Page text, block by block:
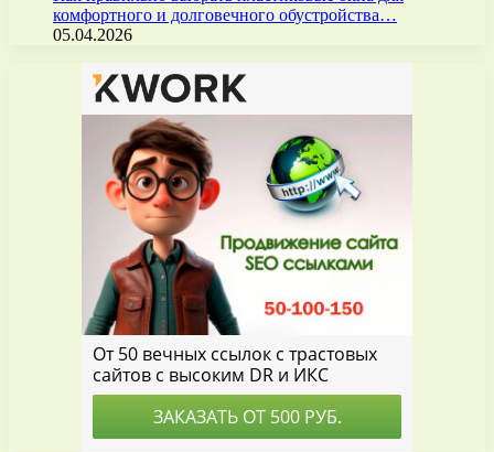
комфортного и долговечного обустройства…
05.04.2026